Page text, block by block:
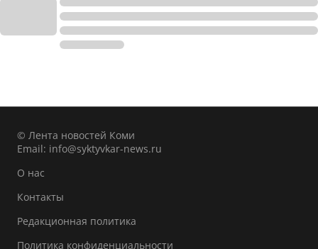
© Лента новостей Коми
Email: info@syktyvkar-news.ru
О нас
Контакты
Редакционная политика
Политика конфиденциальности